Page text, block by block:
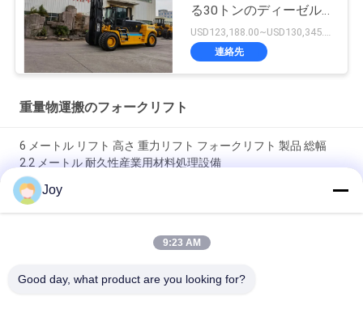
る30トンのディーゼル
フォークリフト
USD123,188.00~USD130,345.00/ Unit MOQ:1単位
連絡先
重量物運搬のフォークリフト
6 メートル リフト 高さ 重力リフト フォークリフト 製品 総幅
2.2 メートル 耐久性産業用材料処理設備
ボックスタイプインナーアウターマストカウンタバランスフォ
ークリフト全体サイズ 7200x2550x3460mm 倉庫用ヘビーデュ
積載量 16000kg カスタマイズOEM 過酷な作業に最適
Joy
9:23 AM
Good day, what product are you looking for?